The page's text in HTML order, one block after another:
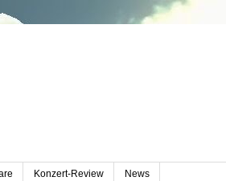
Konzert-Review News